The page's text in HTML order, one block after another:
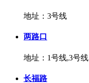
地址：3号线
两路口
地址：1号线,3号线
长福路